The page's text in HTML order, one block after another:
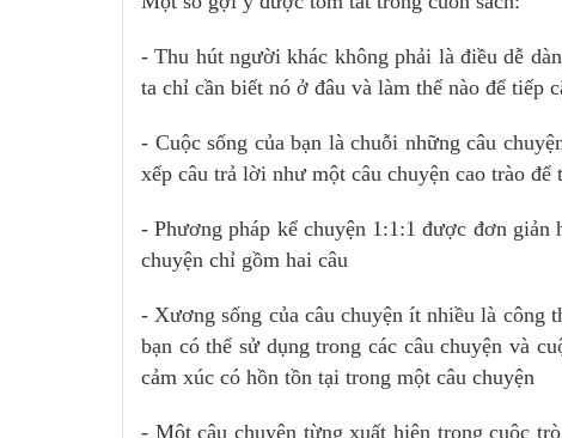
- Thu hút người khác không phải là điều dễ
ta chỉ cần biết nó ở đâu và làm thế nào để tiếp
- Cuộc sống của bạn là chuỗi những câu
xếp câu trả lời như một câu chuyện cao trào
- Phương pháp kể chuyện 1:1:1 được đơn giản
chuyện chỉ gồm hai câu
- Xương sống của câu chuyện ít nhiều là
bạn có thể sử dụng trong các câu chuyện và
cảm xúc có hồn tồn tại trong một câu chuyện
- Một câu chuyện từng xuất hiện trong cuộc